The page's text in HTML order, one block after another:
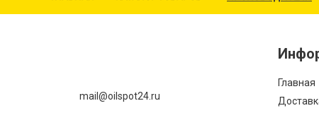
mail@oilspot24.ru
Главная